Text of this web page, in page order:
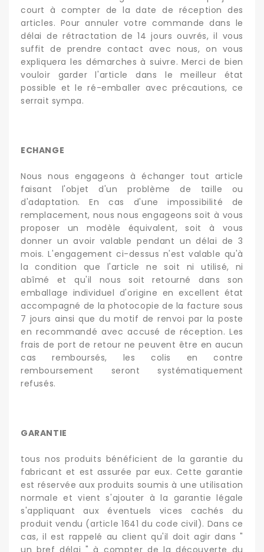
court à compter de la date de réception des
articles. Pour annuler votre commande dans le
délai de rétractation de 14 jours ouvrés, il vous
suffit de prendre contact avec nous, on vous
expliquera les démarches à suivre. Merci de bien
vouloir garder l'article dans le meilleur état
possible et le ré-emballer avec précautions, ce
serrait sympa.
ECHANGE
Nous nous engageons à échanger tout article
faisant l'objet d'un problème de taille ou
d'adaptation. En cas d'une impossibilité de
remplacement, nous nous engageons soit à vous
proposer un modèle équivalent, soit à vous
donner un avoir valable pendant un délai de 3
mois. L'engagement ci-dessus n'est valable qu'à
la condition que l'article ne soit ni utilisé, ni
abîmé et qu'il nous soit retourné dans son
emballage individuel d'origine en excellent état
accompagné de la photocopie de la facture sous
7 jours ainsi que du motif de renvoi par la poste
en recommandé avec accusé de réception. Les
frais de port de retour ne peuvent être en aucun
cas remboursés, les colis en contre
remboursement seront systématiquement
refusés.
GARANTIE
tous nos produits bénéficient de la garantie du
fabricant et est assurée par eux. Cette garantie
est réservée aux produits soumis à une utilisation
normale et vient s'ajouter à la garantie légale
s'appliquant aux éventuels vices cachés du
produit vendu (article 1641 du code civil). Dans ce
cas, il est rappelé au client qu'il doit agir dans "
un bref délai " à compter de la découverte du